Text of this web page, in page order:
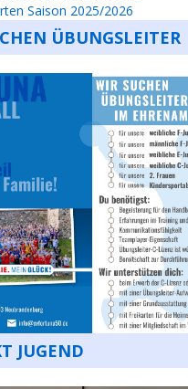
Saison 2025/2026
ÜBUNGSLEITER
JUGEND